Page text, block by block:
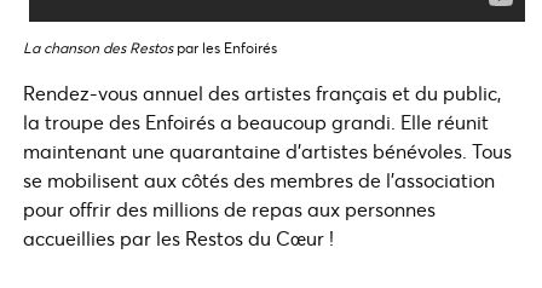
La chanson des Restospar les Enfoirés
Rendez-vous annuel des artistes français et du public,
la troupe des Enfoirés a beaucoup grandi. Elle réunit
maintenant une quarantaine d’artistes bénévoles. Tous
se mobilisent aux côtés des membres de l’association
pour offrir des millions de repas aux personnes
accueillies par les Restos du Cœur !